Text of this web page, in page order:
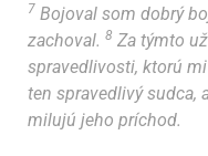
7 Bojoval som dobrý
zachoval. 8 Za týmto
spravedlivosti, ktorú
ten spravedlivý sudca,
milujú jeho príchod.